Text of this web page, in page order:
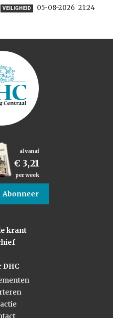
VEILIGHEID 05-08-2026 21:24
al vanaf
€ 3,21
per week
Abonneer
krant
DHC